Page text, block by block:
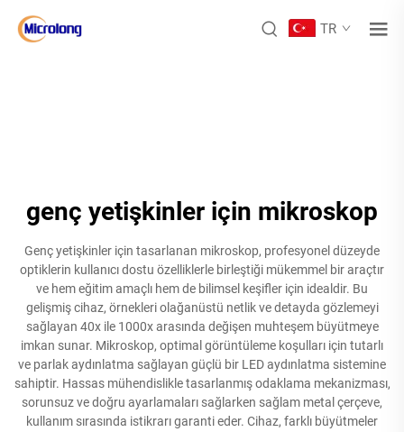
TR
genç yetişkinler için mikroskop
Genç yetişkinler için tasarlanan mikroskop, profesyonel düzeyde
optiklerin kullanıcı dostu özelliklerle birleştiği mükemmel bir araçtır
ve hem eğitim amaçlı hem de bilimsel keşifler için idealdir. Bu
gelişmiş cihaz, örnekleri olağanüstü netlik ve detayda gözlemeyi
sağlayan 40x ile 1000x arasında değişen muhteşem büyütmeye
imkan sunar. Mikroskop, optimal görüntüleme koşulları için tutarlı
ve parlak aydınlatma sağlayan güçlü bir LED aydınlatma sistemine
sahiptir. Hassas mühendislikle tasarlanmış odaklama mekanizması,
sorunsuz ve doğru ayarlamaları sağlarken sağlam metal çerçeve,
kullanım sırasında istikrarı garanti eder. Cihaz, farklı büyütmeler